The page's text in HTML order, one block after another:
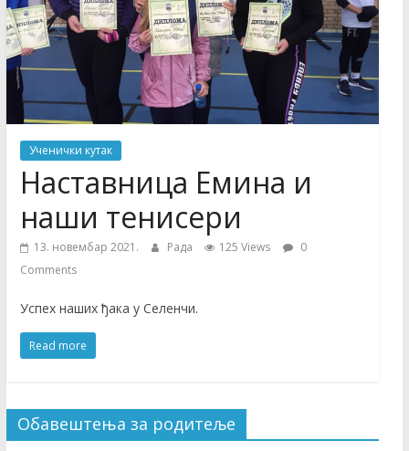
школа
Ученички кутак
Наставница Емина и
наши тенисери
13. новембар 2021. Рада 125 Views
0
Comments
Успех наших ђака у Селенчи.
Read more
Обавештења за родитеље